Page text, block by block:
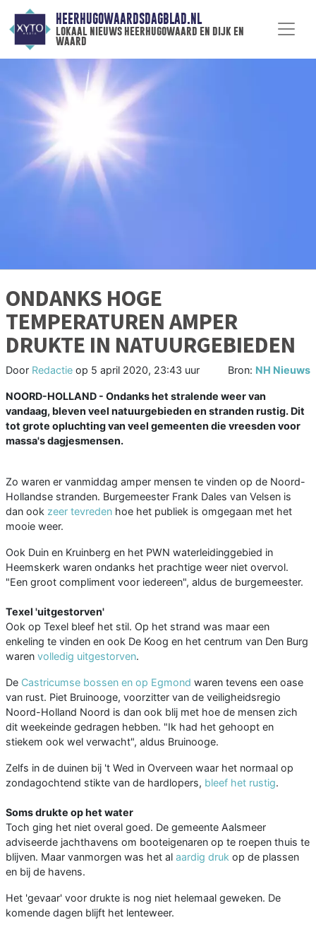
HEERHUGOWAARDSDAGBLAD.NL
lokaal nieuws heerhugowaard en dijk en
waard
ONDANKS HOGE
TEMPERATUREN AMPER
DRUKTE IN NATUURGEBIEDEN
Door Redactie op 5 april 2020, 23:43 uur Bron: NH Nieuws
NOORD-HOLLAND - Ondanks het stralende weer van
vandaag, bleven veel natuurgebieden en stranden rustig. Dit
tot grote opluchting van veel gemeenten die vreesden voor
massa's dagjesmensen.
Zo waren er vanmiddag amper mensen te vinden op de Noord-
Hollandse stranden. Burgemeester Frank Dales van Velsen is
dan ook zeer tevreden hoe het publiek is omgegaan met het
mooie weer.
Ook Duin en Kruinberg en het PWN waterleidinggebied in
Heemskerk waren ondanks het prachtige weer niet overvol.
"Een groot compliment voor iedereen", aldus de burgemeester.
Texel 'uitgestorven'
Ook op Texel bleef het stil. Op het strand was maar een
enkeling te vinden en ook De Koog en het centrum van Den Burg
waren volledig uitgestorven.
De Castricumse bossen en op Egmond waren tevens een oase
van rust. Piet Bruinooge, voorzitter van de veiligheidsregio
Noord-Holland Noord is dan ook blij met hoe de mensen zich
dit weekeinde gedragen hebben. "Ik had het gehoopt en
stiekem ook wel verwacht", aldus Bruinooge.
Zelfs in de duinen bij 't Wed in Overveen waar het normaal op
zondagochtend stikte van de hardlopers, bleef het rustig.
Soms drukte op het water
Toch ging het niet overal goed. De gemeente Aalsmeer
adviseerde jachthavens om booteigenaren op te roepen thuis te
blijven. Maar vanmorgen was het al aardig druk op de plassen
en bij de havens.
Het 'gevaar' voor drukte is nog niet helemaal geweken. De
komende dagen blijft het lenteweer.